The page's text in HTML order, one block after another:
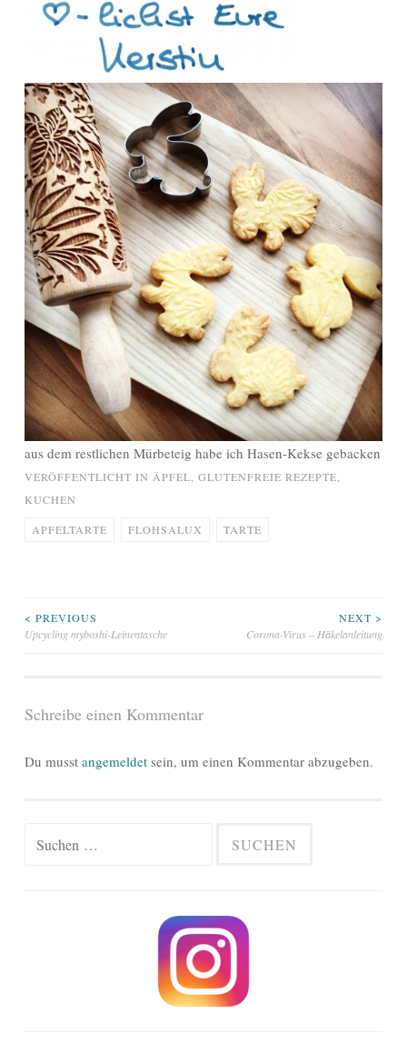
aus dem restlichen Mürbeteig habe ich Hasen-Kekse gebacken
VERÖFFENTLICHT IN ÄPFEL GLUTENFREIE REZEPTE
KUCHEN
APFELTARTE FLOHSALUX TARTE
Beitragsnavigation
< PREVIOUS
Upcycling myboshi-Leinentasche
NEXT >
Corona-Virus – Häkelanleitung
Schreibe einen Kommentar
Du musst angemeldet sein, um einen Kommentar abzugeben.
Suchen